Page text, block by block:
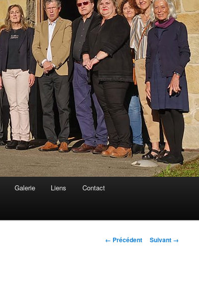
Galerie Liens Contact
Navigation
← Précédent Suivant →